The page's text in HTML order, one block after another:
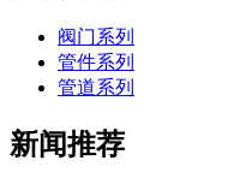
阀门系列
管件系列
管道系列
新闻推荐